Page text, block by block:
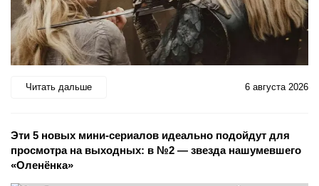
Читать дальше 6 августа 2026
Эти 5 новых мини-сериалов идеально подойдут для
просмотра на выходных: в №2 — звезда нашумевшего
«Оленёнка»